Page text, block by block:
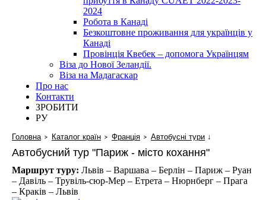
2024
Робота в Канаді
Безкоштовне проживання для українців у
Канаді
Провінція Квебек – допомога Українцям
Віза до Нової Зеландії.
Віза на Мадагаскар
Про нас
Контакти
ЗРОБИТИ
РУ
Головна Каталог країн Франція Автобусні тури ↓
Автобусний тур "Париж - місто кохання"
Маршрут туру: Львів – Варшава – Берлін – Париж – Руан
– Давіль – Трувіль-сюр-Мер – Етрета – Нюрнберг – Прага
– Краків – Львів